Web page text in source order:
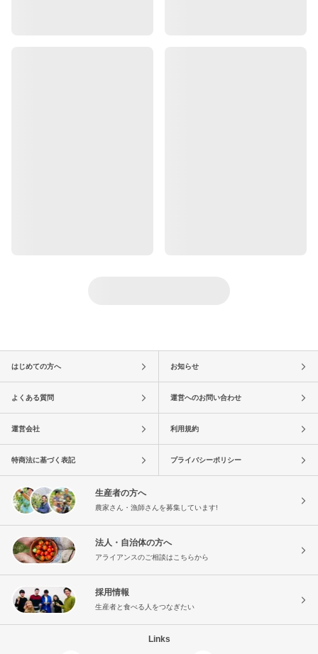
はじめての方へ お知らせ
よくある質問 運営へのお問い合わせ
運営会社 利用規約
特商法に基づく表記 プライバシーポリシー
生産者の方へ
農家さん・漁師さんを募集しています!
法人・自治体の方へ
アライアンスのご相談はこちらから
採用情報
生産者と食べる人をつなぎたい
Links